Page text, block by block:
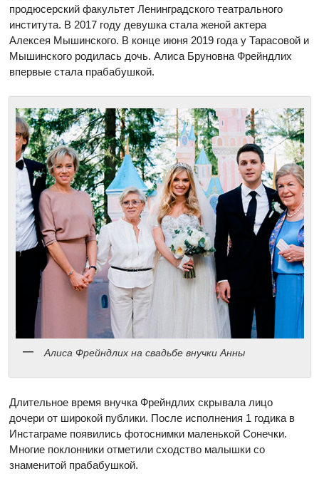
продюсерский факультет Ленинградского театрального
института. В 2017 году девушка стала женой актера
Алексея Мышинского. В конце июня 2019 года у Тарасовой и
Мышинского родилась дочь. Алиса Бруновна Фрейндлих
впервые стала прабабушкой.
Алиса Фрейндлих на свадьбе внучки Анны
Длительное время внучка Фрейндлих скрывала лицо
дочери от широкой публики. После исполнения 1 годика в
Инстаграме появились фотоснимки маленькой Сонечки.
Многие поклонники отметили сходство малышки со
знаменитой прабабушкой.